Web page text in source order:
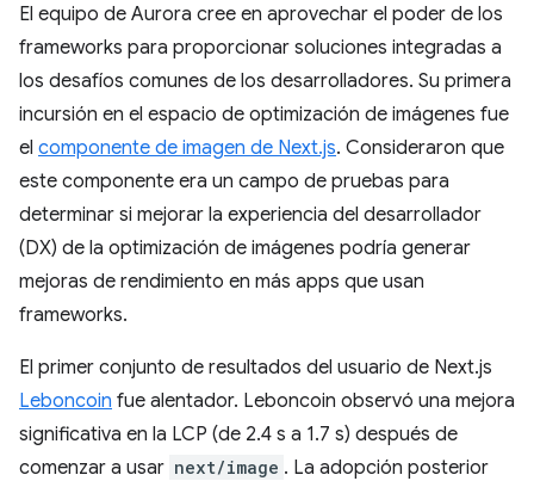
El equipo de Aurora cree en aprovechar el poder de los
frameworks para proporcionar soluciones integradas a
los desafíos comunes de los desarrolladores. Su primera
incursión en el espacio de optimización de imágenes fue
el componente de imagen de Next.js. Consideraron que
este componente era un campo de pruebas para
determinar si mejorar la experiencia del desarrollador
(DX) de la optimización de imágenes podría generar
mejoras de rendimiento en más apps que usan
frameworks.
El primer conjunto de resultados del usuario de Next.js
Leboncoin fue alentador. Leboncoin observó una mejora
significativa en la LCP (de 2.4 s a 1.7 s) después de
comenzar a usar next/image . La adopción posterior